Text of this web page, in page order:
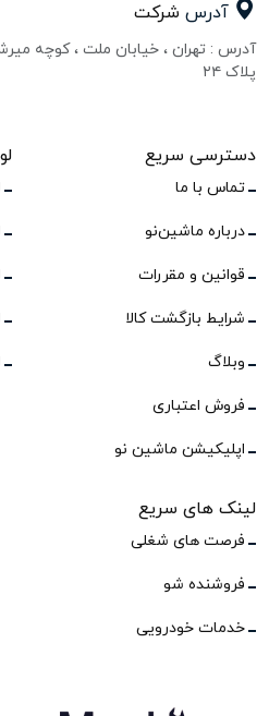
آدرس شرکت
آدرس : تهران ، خیابان ملت ، کوچه
پلاک ۲۴
دسترسی سریع
تماس با ما
درباره ماشین‌نو
قوانین و مقررات
شرایط بازگشت کالا
وبلاگ
فروش اعتباری
اپلیکیشن ماشین نو
لینک های سریع
فرصت های شغلی
فروشنده شو
خدمات خودرویی